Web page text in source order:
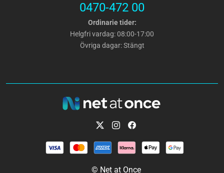
0470-472 00
Ordinarie tider:
Helgfri vardag: 08:00-17:00
Övriga dagar: Stängt
© Net at Once